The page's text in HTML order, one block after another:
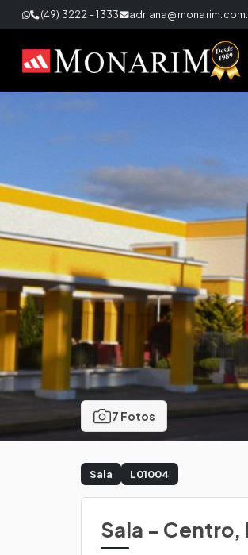
(49) 3222 - 1333
7 Fotos
Sala L01004
Sala - Centro,